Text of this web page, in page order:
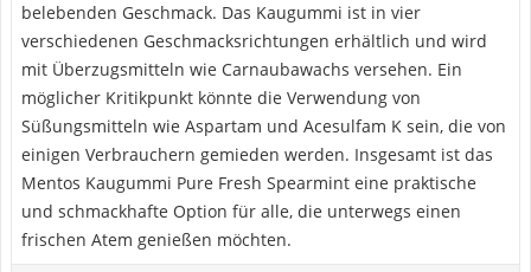
belebenden Geschmack. Das Kaugummi ist in vier
verschiedenen Geschmacksrichtungen erhältlich und wird
mit Überzugsmitteln wie Carnaubawachs versehen. Ein
möglicher Kritikpunkt könnte die Verwendung von
Süßungsmitteln wie Aspartam und Acesulfam K sein, die von
einigen Verbrauchern gemieden werden. Insgesamt ist das
Mentos Kaugummi Pure Fresh Spearmint eine praktische
und schmackhafte Option für alle, die unterwegs einen
frischen Atem genießen möchten.